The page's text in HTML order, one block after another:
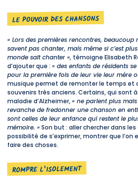
LE POUVOIR DES CHANSONS
« Lors des premières rencontres, beaucoup
savent pas chanter, mais même si c’est
monde sait chanter », témoigne Elisabeth
d’ajouter que : « des enfants de résidents
pour la première fois de leur vie leur mère
musique permet de remonter le temps et
souvenirs très anciens. Certains, qui sont
maladie d’Alzheimer,« ne parlent plus
revanche de fredonner une chanson en
sont celles de leur enfance qui restent le
mémoire. »Son but : aller chercher dans
possibilité de s’exprimer, montrer que l’on
faire des choses.
ROMPRE L’ISOLEMENT